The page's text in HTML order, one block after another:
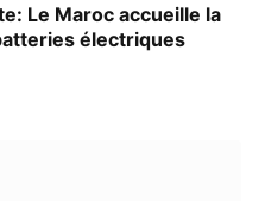
Le Maroc accueille la
électriques